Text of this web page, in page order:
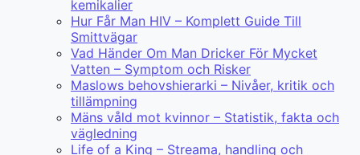
kemikalier
Hur Får Man HIV – Komplett Guide Till
Smittvägar
Vad Händer Om Man Dricker För Mycket
Vatten – Symptom och Risker
Maslows behovshierarki – Nivåer, kritik och
tillämpning
Mäns våld mot kvinnor – Statistik, fakta och
vägledning
Life of a King – Streama, handling och